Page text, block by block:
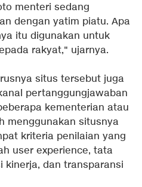
menteri sedang
dengan yatim piatu. Apa
itu digunakan untuk
rakyat," ujarnya.
situs tersebut juga
pertanggungjawaban
kementerian atau
menggunakan situsnya
kriteria penilaian yang
user experience, tata
kinerja, dan transparansi